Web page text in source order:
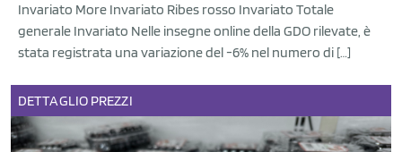
Invariato More Invariato Ribes rosso Invariato Totale
generale Invariato Nelle insegne online della GDO rilevate, è
stata registrata una variazione del -6% nel numero di […]
DETTAGLIO PREZZI